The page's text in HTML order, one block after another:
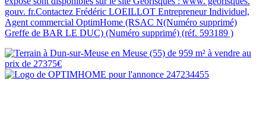
gouv. fr.Contactez Frédéric LOEILLOT Entrepreneur Individuel,
Agent commercial OptimHome (RSAC N(Numéro supprimé)
Greffe de BAR LE DUC) (Numéro supprimé) (réf. 593189 )